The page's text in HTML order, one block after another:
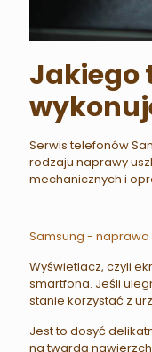
Jakiego
Serwis telefonów
rodzaju naprawy
mechanicznych i
Samsung -
Wyświetlacz, czyli
smartfona. Jeśli
stanie korzystać z
Jest to dosyć
na twardą